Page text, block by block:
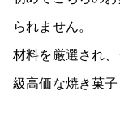
られません。
材料を厳選され
級高価な焼き菓子